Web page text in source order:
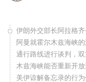
伊朗外交部长阿拉格
阿曼就霍尔木兹海峡
通行路线进行谈判，
木兹海峡能否重新开
美伊谅解备忘录的行